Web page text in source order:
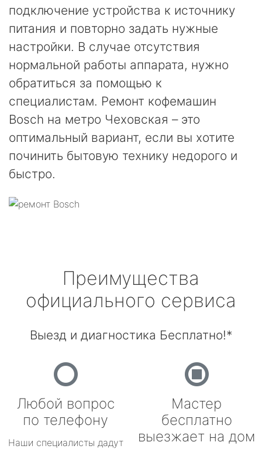
подключение устройства к источнику
питания и повторно задать нужные
настройки. В случае отсутствия
нормальной работы аппарата, нужно
обратиться за помощью к
специалистам. Ремонт кофемашин
Bosch на метро Чеховская – это
оптимальный вариант, если вы хотите
починить бытовую технику недорого и
быстро.
Преимущества
официального сервиса
Выезд и диагностика Бесплатно!*
Любой вопрос
по телефону
Наши специалисты дадут
Мастер
бесплатно
выезжает на дом